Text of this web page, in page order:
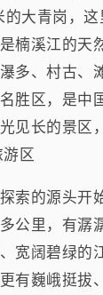
大青岗，
楠溪江的天
多、村古、
胜区，是中
见长的景区
区
索的源头开
公里，有潺
宽阔碧绿的
有巍峨挺拔